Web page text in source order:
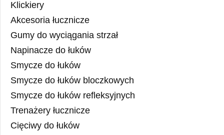
Klickiery
Akcesoria łucznicze
Gumy do wyciągania strzał
Napinacze do łuków
Smycze do łuków
Smycze do łuków bloczkowych
Smycze do łuków refleksyjnych
Trenażery łucznicze
Cięciwy do łuków